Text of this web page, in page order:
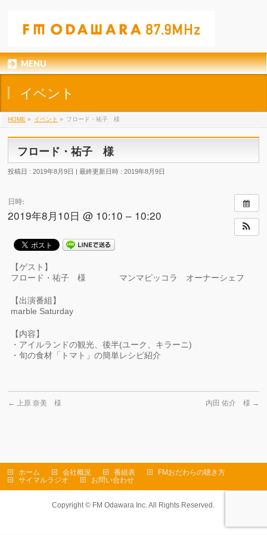
MENU
イベント
HOME » イベント » フロード・祐子 様
フロード・祐子 様
投稿日 : 2019年8月9日 最終更新日時 : 2019年8月9日
日時:
2019年8月10日 @ 10:10 – 10:20
【ゲスト】
フロード・祐子 様 マンマピッコラ オーナーシェフ
【出演番組】
marble Saturday
【内容】
・アイルランドの観光、後半(ユーク、キラーニ)
・旬の食材「トマト」の簡単レシピ紹介
← 上原 奈美 様 内田 佑介 様 →
ホーム 会社概況 番組表
FMおだわらの聴き方
サイマルラジオ
お問い合わせ
Copyright © FM Odawara Inc. All Rights Reserved.